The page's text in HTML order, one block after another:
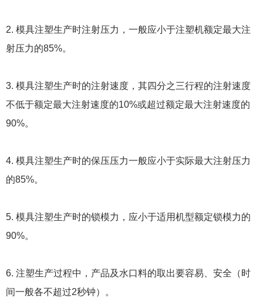
2. 模具注塑生产时注射压力，一般应小于注塑机额定最大注
射压力的85%。
3. 模具注塑生产时的注射速度，其四分之三行程的注射速度
不低于额定最大注射速度的10%或超过额定最大注射速度的
90%。
4. 模具注塑生产时的保压压力一般应小于实际最大注射压力
的85%。
5. 模具注塑生产时的锁模力，应小于适用机型额定锁模力的
90%。
6. 注塑生产过程中，产品及水口料的取出要容易、安全（时
间一般各不超过2秒钟）。